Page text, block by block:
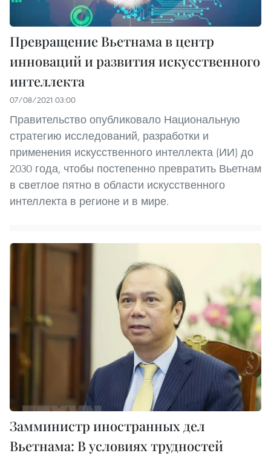
Превращение Вьетнама в центр
инноваций и развития искусственного
интеллекта
07/08/2021 03:00
Правительство опубликовало Национальную
стратегию исследований, разработки и
применения искусственного интеллекта (ИИ) до
2030 года, чтобы постепенно превратить Вьетнам
в светлое пятно в области искусственного
интеллекта в регионе и в мире.
Замминистр иностранных дел
Вьетнама: В условиях трудностей